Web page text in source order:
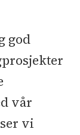
god
vår
vi